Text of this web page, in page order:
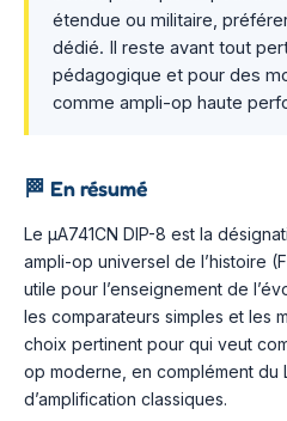
étendue ou militaire,
dédié. Il reste avant tout
pédagogique et pour des
comme ampli-op haute
🏁 En résumé
Le µA741CN DIP-8 est la
ampli-op universel de l’histoire
utile pour l’enseignement de
les comparateurs simples et les
choix pertinent pour qui veut
op moderne, en complément du
d’amplification classiques.